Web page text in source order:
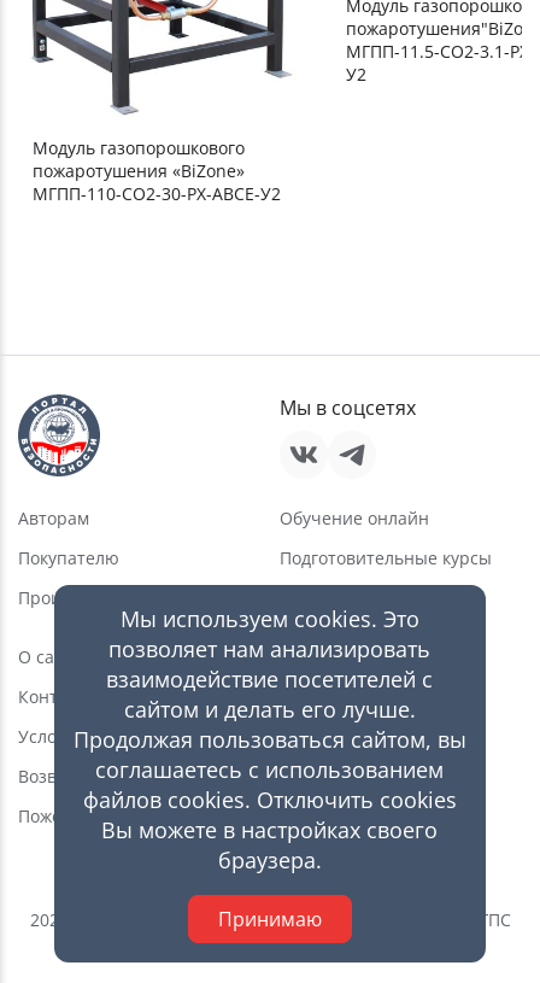
Модуль газопорошкового
пожаротушения «BiZone»
МГПП-110-СО2-30-РХ-АВСЕ-У2
Модуль
МГПП-11.5-СО2-3.1-РХ-
У2
Авторам
Покупателю
Производителю
Обучение онлайн
Подготовительные курсы
Статьи
Видео
Каталог оборудования
Магазин
О сайте
Контакты
Условия пользования
Возврат товара
Пожертвования
Мы в соцсетях
2026 © Ивановская пожарно-спасательная академия ГПС
МЧС России
Мы используем cookies. Это
позволяет нам анализировать
взаимодействие посетителей с
сайтом и делать его лучше.
Продолжая пользоваться сайтом, вы
соглашаетесь с использованием
файлов cookies. Отключить cookies
Вы можете в настройках своего
браузера.
Принимаю